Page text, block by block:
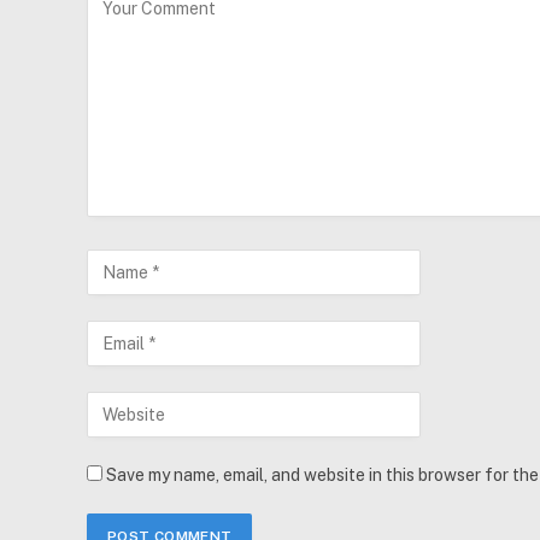
Save my name, email, and website in this browser for